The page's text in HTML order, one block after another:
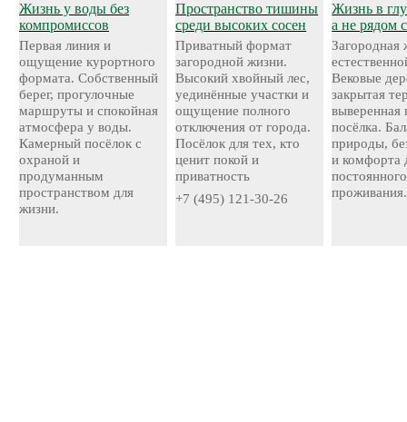
Жизнь у воды без
компромиссов
Первая линия и
ощущение курортного
формата. Собственный
берег, прогулочные
маршруты и спокойная
атмосфера у воды.
Камерный посёлок с
охраной и
продуманным
пространством для
жизни.
Пространство тишины
среди высоких сосен
Приватный формат
загородной жизни.
Высокий хвойный лес,
уединённые участки и
ощущение полного
отключения от города.
Посёлок для тех, кто
ценит покой и
приватность
+7 (495) 121-30-26
Жизнь в
а не рядом
Загородная
Вековые
закрытая
выверенная
посёлка.
природы,
и комфорта
постоянного
проживания.